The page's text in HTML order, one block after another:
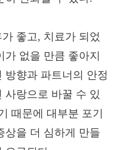
좋고, 치료가 되었
없을 만큼 좋아지
방향과 파트너의 안정
사랑으로 바꿀 수 있
때문에 대부분 포기
상을 더 심하게 만들